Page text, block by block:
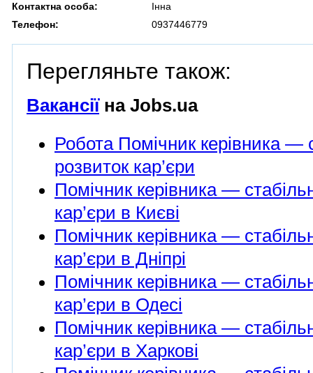
Контактна особа:
Інна
Телефон:
0937446779
Перегляньте також:
Вакансіїна Jobs.ua
Робота Помічник керівника —
розвиток кар’єри
Помічник керівника —
кар’єри в Києві
Помічник керівника —
кар’єри в Дніпрі
Помічник керівника —
кар’єри в Одесі
Помічник керівника —
кар’єри в Харкові